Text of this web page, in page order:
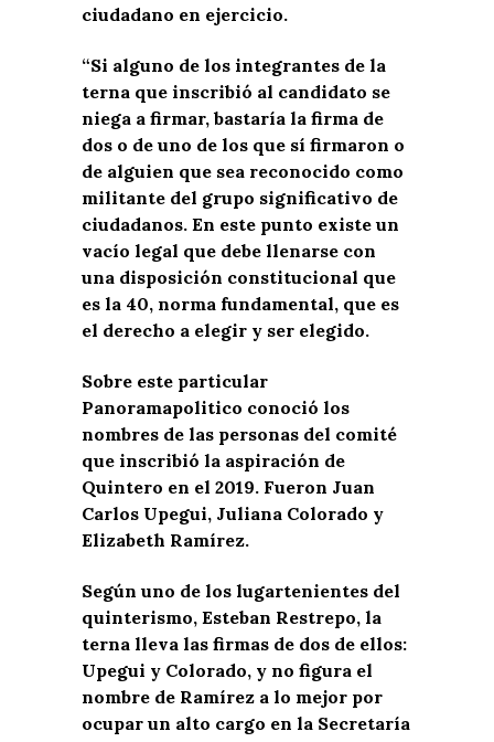
ciudadano en ejercicio.
“Si alguno de los integrantes de la
terna que inscribió al candidato se
niega a firmar, bastaría la firma de
dos o de uno de los que sí firmaron o
de alguien que sea reconocido como
militante del grupo significativo de
ciudadanos. En este punto existe un
vacío legal que debe llenarse con
una disposición constitucional que
es la 40, norma fundamental, que es
el derecho a elegir y ser elegido.
Sobre este particular
Panoramapolitico conoció los
nombres de las personas del comité
que inscribió la aspiración de
Quintero en el 2019. Fueron Juan
Carlos Upegui, Juliana Colorado y
Elizabeth Ramírez.
Según uno de los lugartenientes del
quinterismo, Esteban Restrepo, la
terna lleva las firmas de dos de ellos:
Upegui y Colorado, y no figura el
nombre de Ramírez a lo mejor por
ocupar un alto cargo en la Secretaría